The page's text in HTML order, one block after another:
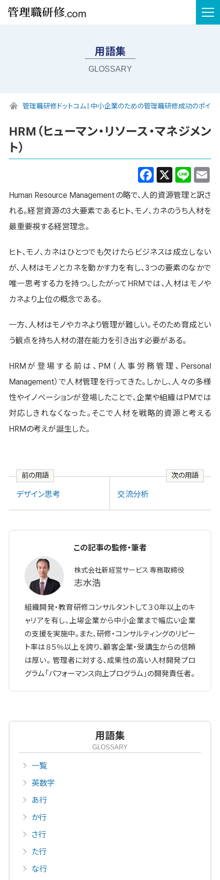
用語集
GLOSSARY
管理職研修ドットコム | 中小企業のための管理職研修成功のポイン
HRM（ヒューマン・リソース・マネジメン
ト）
Facebook
X Line
Human Resource Managementの略で、人的資源管理と訳さ
れる。経営資源の3大要素であるヒト、モノ、カネのうち人材を
最重要視する経営理念。
ヒト、モノ、カネはひとつでも欠けたらビジネスは成立しない
が、人材はモノとカネを動かす力を有し、3つの要素のなかで
唯一思考する力を持つ。したがってHRMでは、人材はモノや
カネより上位の概念である。
一方、人材はモノやカネより管理が難しい。そのため育成とい
う観点を持ち人材の潜在能力を引き出す必要がある。
HRMが登場する前は、PM（人事労務管理、Personal
Management）で人材管理を行ってきた。しかし、人々の多様
性やイノベーションが登場したことで、企業や組織はPMでは
対応しきれなくなった。そこで人材を戦略的資源と考える
HRMの考えが誕生した。
前の用語
デザイン思考
次の用語
交流分析
この記事の監修・筆者
株式会社新経営サービス 専務取締役
志水浩
組織開発・教育研修コンサルタントして３０年以上のキ
ャリアを有し、上場企業から中小企業まで幅広い企業
の支援を実施中。また、研修・コンサルティングのリピー
ト率は８５％以上を誇り、顧客企業・受講生からの信頼
は厚い。 管理者に対する、成果性の高い人材開発プロ
グラム「パフォーマンス向上プログラム」の開発責任者。
用語集
GLOSSARY
一覧
英数字
あ行
か行
さ行
た行
な行